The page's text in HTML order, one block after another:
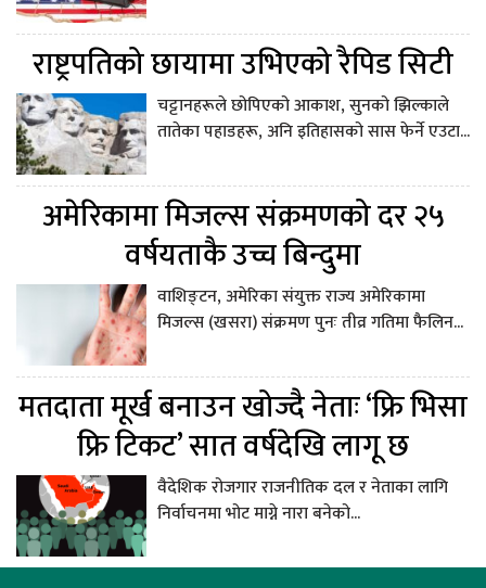
राष्ट्रपतिको छायामा उभिएको रैपिड सिटी
चट्टानहरूले छोपिएको आकाश, सुनको झिल्काले
तातेका पहाडहरू, अनि इतिहासको सास फेर्ने एउटा...
अमेरिकामा मिजल्स संक्रमणको दर २५
वर्षयताकै उच्च बिन्दुमा
वाशिङ्टन, अमेरिका संयुक्त राज्य अमेरिकामा
मिजल्स (खसरा) संक्रमण पुनः तीव्र गतिमा फैलिन...
मतदाता मूर्ख बनाउन खोज्दै नेताः ‘फ्रि भिसा
फ्रि टिकट’ सात वर्षदेखि लागू छ
वैदेशिक रोजगार राजनीतिक दल र नेताका लागि
निर्वाचनमा भोट माग्ने नारा बनेको...